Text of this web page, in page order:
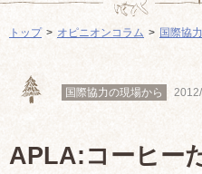
トップ オピニオンコラム 国際協
国際協力の現場から
APLA:コーヒー